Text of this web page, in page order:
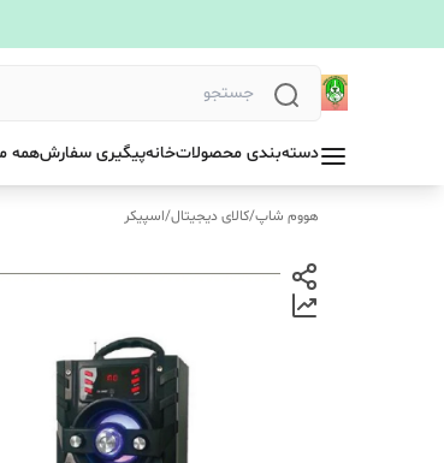
دسته‌بندی محصولاتخانهپیگیری سفارشهمه
هووم شاپ/کالای دیجیتال/اسپیکر